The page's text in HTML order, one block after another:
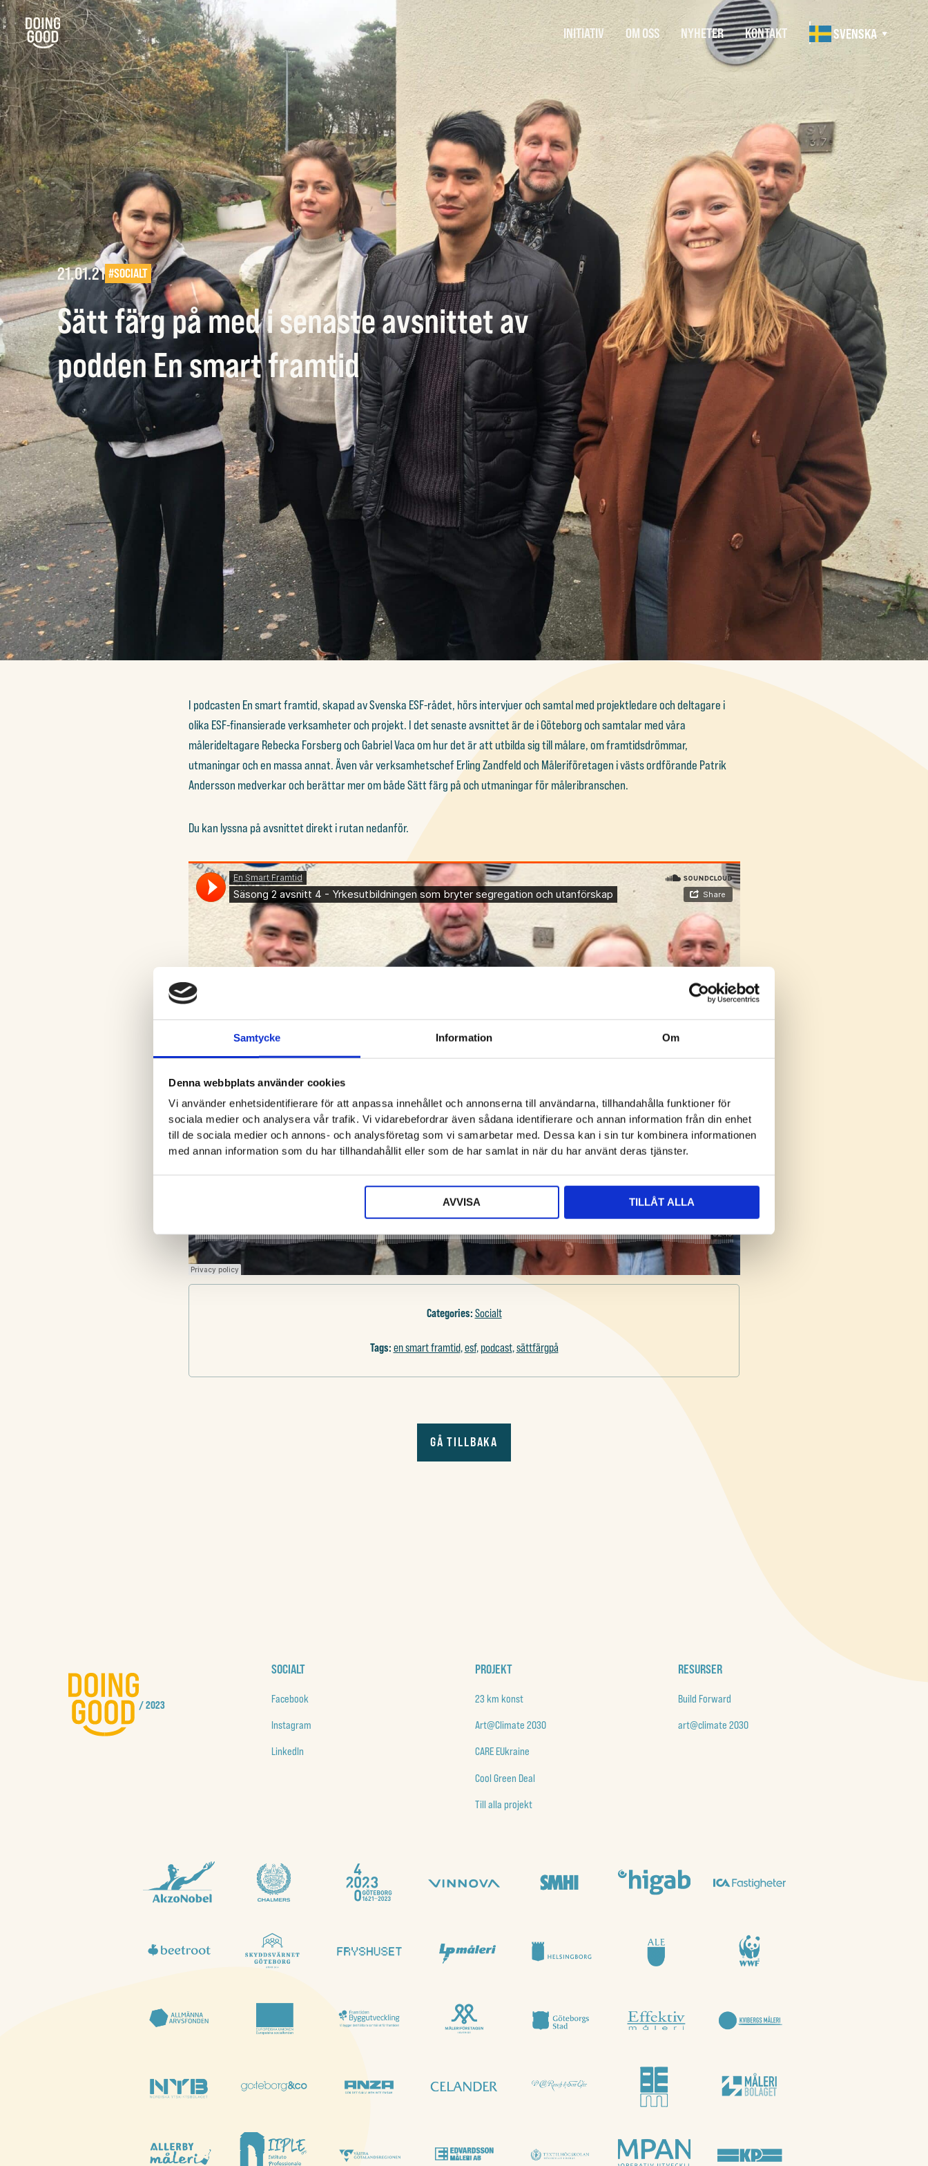
Samtycke Information Om
Denna webbplats använder cookies
Vi använder enhetsidentifierare för att anpassa innehållet och annonserna till användarna, tillhandahålla funktioner för
sociala medier och analysera vår trafik. Vi vidarebefordrar även sådana identifierare och annan information från din enhet
till de sociala medier och annons- och analysföretag som vi samarbetar med. Dessa kan i sin tur kombinera informationen
med annan information som du har tillhandahållit eller som de har samlat in när du har använt deras tjänster.
AVVISA TILLÅT ALLA
INITIATIV OM OSS NYHETER KONTAKT SVENSKA ▼
21.01.21 #SOCIALT
Sätt färg på med i senaste avsnittet av
podden En smart framtid
I podcasten En smart framtid, skapad av Svenska ESF-rådet, hörs intervjuer och samtal med projektledare och deltagare i
olika ESF-finansierade verksamheter och projekt. I det senaste avsnittet är de i Göteborg och samtalar med våra
målerideltagare Rebecka Forsberg och Gabriel Vaca om hur det är att utbilda sig till målare, om framtidsdrömmar,
utmaningar och en massa annat. Även vår verksamhetschef Erling Zandfeld och Måleriföretagen i västs ordförande Patrik
Andersson medverkar och berättar mer om både Sätt färg på och utmaningar för måleribranschen.
Du kan lyssna på avsnittet direkt i rutan nedanför.
Categories: Socialt
Tags: en smart framtid,esf, podcast,sättfärgpå
GÅ TILLBAKA
/ 2023
SOCIALT
Facebook
Instagram
LinkedIn
PROJEKT
23 km konst
Art@Climate 2030
CARE EUkraine
Cool Green Deal
Till alla projekt
RESURSER
Build Forward
art@climate 2030